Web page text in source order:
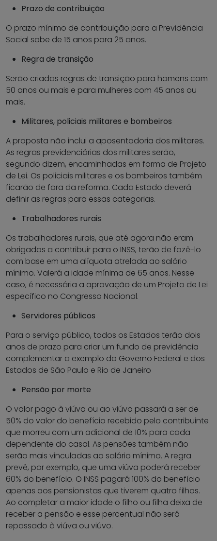
Prazo de contribuição
O prazo mínimo de contribuição para a Previdência
Social sobe de 15 anos para 25 anos.
Regra de transição
Serão criadas regras de transição para homens com
50 anos ou mais e para mulheres com 45 anos ou
mais.
Militares, policiais militares e bombeiros
A proposta não inclui a aposentadoria dos militares.
As regras previdenciárias dos militares serão,
segundo dizem, encaminhadas em forma de Projeto
de Lei. Os policiais militares e os bombeiros também
ficarão de fora da reforma. Cada Estado deverá
definir as regras para essas categorias.
Trabalhadores rurais
Os trabalhadores rurais, que até agora não eram
obrigados a contribuir para o INSS, terão de fazê-lo
com base em uma alíquota atrelada ao salário
mínimo. Valerá a idade mínima de 65 anos. Nesse
caso, é necessária a aprovação de um Projeto de Lei
específico no Congresso Nacional.
Servidores públicos
Para o serviço público, todos os Estados terão dois
anos de prazo para criar um fundo de previdência
complementar a exemplo do Governo Federal e dos
Estados de São Paulo e Rio de Janeiro
Pensão por morte
O valor pago à viúva ou ao viúvo passará a ser de
50% do valor do benefício recebido pelo contribuinte
que morreu com um adicional de 10% para cada
dependente do casal. As pensões também não
serão mais vinculadas ao salário mínimo. A regra
prevê, por exemplo, que uma viúva poderá receber
60% do benefício. O INSS pagará 100% do benefício
apenas aos pensionistas que tiverem quatro filhos.
Ao completar a maior idade o filho ou filha deixa de
receber a pensão e esse percentual não será
repassado à viúva ou viúvo.